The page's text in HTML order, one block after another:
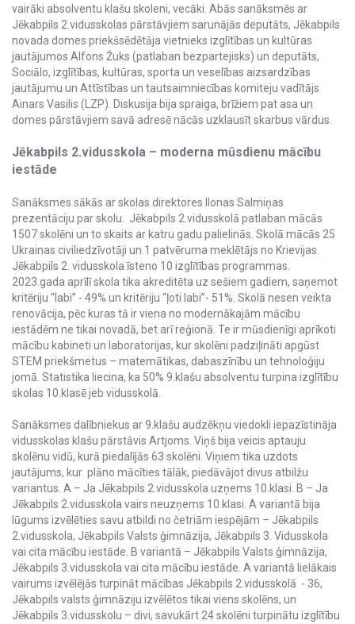
vairāki absolventu klašu skoleni, vecāki. Abās sanāksmēs ar
Jēkabpils 2.vidusskolas pārstāvjiem sarunājās deputāts, Jēkabpils
novada domes priekšsēdētāja vietnieks izglītības un kultūras
jautājumos Alfons Žuks (patlaban bezpartejisks) un deputāts,
Sociālo, izglītības, kultūras, sporta un veselības aizsardzības
jautājumu un Attīstības un tautsaimniecības komiteju vadītājs
Ainars Vasilis (LZP). Diskusija bija spraiga, brīžiem pat asa un
domes pārstāvjiem savā adresē nācās uzklausīt skarbus vārdus.
Jēkabpils 2.vidusskola – moderna mūsdienu mācību
iestāde
Sanāksmes sākās ar skolas direktores Ilonas Salmiņas
prezentāciju par skolu. Jēkabpils 2.vidusskolā patlaban mācās
1507 skolēni un to skaits ar katru gadu palielinās. Skolā mācās 25
Ukrainas civiliedzīvotāji un 1 patvēruma meklētājs no Krievijas.
Jēkabpils 2. vidusskola īsteno 10 izglītības programmas.
2023.gada aprīlī skola tika akreditēta uz sešiem gadiem, saņemot
kritēriju “labi” - 49% un kritēriju “ļoti labi”- 51%. Skolā nesen veikta
renovācija, pēc kuras tā ir viena no modernākajām mācību
iestādēm ne tikai novadā, bet arī reģionā. Te ir mūsdienīgi aprīkoti
mācību kabineti un laboratorijas, kur skolēni padziļināti apgūst
STEM priekšmetus – matemātikas, dabaszīnību un tehnoloģiju
jomā. Statistika liecina, ka 50% 9.klašu absolventu turpina izglītību
skolas 10.klasē jeb vidusskolā.
Sanāksmes dalībniekus ar 9.klašu audzēkņu viedokli iepazīstināja
vidusskolas klašu pārstāvis Artjoms. Viņš bija veicis aptauju
skolēnu vidū, kurā piedalījās 63 skolēni. Viņiem tika uzdots
jautājums, kur plāno mācīties tālāk, piedāvājot divus atbilžu
variantus. A – Ja Jēkabpils 2.vidusskola uzņems 10.klasi. B – Ja
Jēkabpils 2.vidusskola vairs neuzņems 10.klasi. A variantā bija
lūgums izvēlēties savu atbildi no četriām iespējām – Jēkabpils
2.vidusskola, Jēkabpils Valsts ģimnāzija, Jēkabpils 3. Vidusskola
vai cita mācību iestāde. B variantā – Jēkabpils Valsts ģimnāzija,
Jēkabpils 3.vidusskola vai cita mācību iestāde. A variantā lielākais
vairums izvēlējās turpināt mācības Jēkabpils 2.vidusskolā - 36,
Jēkabpils valsts ģimnāziju izvēlētos tikai viens skolēns, un
Jēkabpils 3.vidusskolu – divi, savukārt 24 skolēni turpinātu izglītību